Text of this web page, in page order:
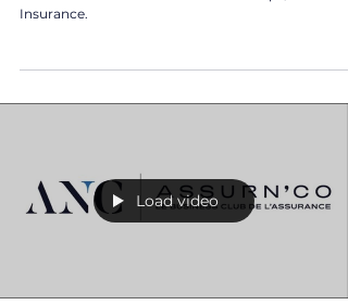
Insurance.
Load video